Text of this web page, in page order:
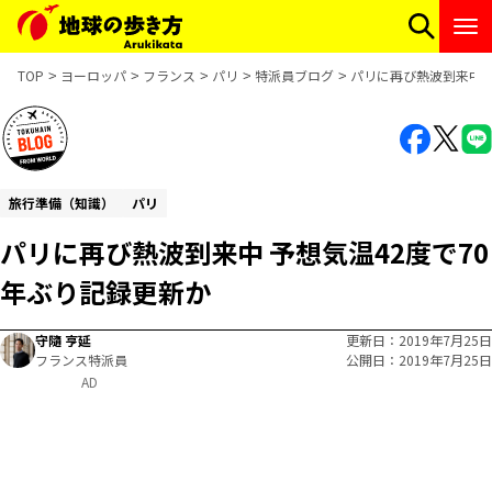
TOP ヨーロッパ フランス パリ 特派員ブログ パリに再び熱波到来中
旅行準備（知識） パリ
パリに再び熱波到来中 予想気温42度で70
年ぶり記録更新か
守隨 亨延
フランス特派員
更新日
2019年7月25日
公開日
2019年7月25日
AD